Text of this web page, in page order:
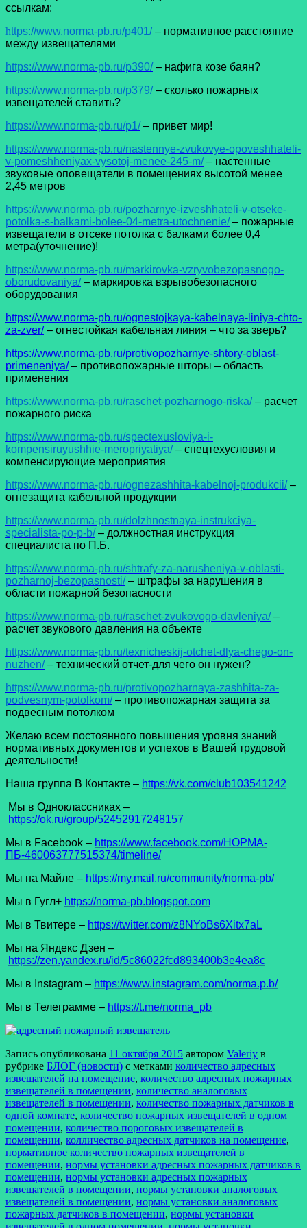
ссылкам:
https://www.norma-pb.ru/p401/– нормативное расстояние
между извещателями
https://www.norma-pb.ru/p390/– нафига козе баян?
https://www.norma-pb.ru/p379/– сколько пожарных
извещателей ставить?
https://www.norma-pb.ru/p1/– привет мир!
https://www.norma-pb.ru/nastennye-zvukovye-opoveshhateli-
v-pomeshheniyax-vysotoj-menee-245-m/– настенные
звуковые оповещатели в помещениях высотой менее
2,45 метров
https://www.norma-pb.ru/pozharnye-izveshhateli-v-otseke-
potolka-s-balkami-bolee-04-metra-utochnenie/– пожарные
извещатели в отсеке потолка с балками более 0,4
метра(уточнение)!
https://www.norma-pb.ru/markirovka-vzryvobezopasnogo-
oborudovaniya/– маркировка взрывобезопасного
оборудования
https://www.norma-pb.ru/ognestojkaya-kabelnaya-liniya-chto-
za-zver/– огнестойкая кабельная линия – что за зверь?
https://www.norma-pb.ru/protivopozharnye-shtory-oblast-
primeneniya/– противопожарные шторы – область
применения
https://www.norma-pb.ru/raschet-pozharnogo-riska/– расчет
пожарного риска
https://www.norma-pb.ru/spectexusloviya-i-
kompensiruyushhie-meropriyatiya/– спецтехусловия и
компенсирующие мероприятия
https://www.norma-pb.ru/ognezashhita-kabelnoj-produkcii/–
огнезащита кабельной продукции
https://www.norma-pb.ru/dolzhnostnaya-instrukciya-
specialista-po-p-b/– должностная инструкция
специалиста по П.Б.
https://www.norma-pb.ru/shtrafy-za-narusheniya-v-oblasti-
pozharnoj-bezopasnosti/– штрафы за нарушения в
области пожарной безопасности
https://www.norma-pb.ru/raschet-zvukovogo-davleniya/–
расчет звукового давления на объекте
https://www.norma-pb.ru/texnicheskij-otchet-dlya-chego-on-
nuzhen/– технический отчет-для чего он нужен?
https://www.norma-pb.ru/protivopozharnaya-zashhita-za-
podvesnym-potolkom/– противопожарная защита за
подвесным потолком
Желаю всем постоянного повышения уровня знаний
нормативных документов и успехов в Вашей трудовой
деятельности!
Наша группа В Контакте – https://vk.com/club103541242
Мы в Одноклассниках –
https://ok.ru/group/52452917248157
Мы в Facеbook – https://www.facebook.com/НОРМА-
ПБ-460063777515374/timeline/
Мы на Майле – https://my.mail.ru/community/norma-pb/
Мы в Гугл+ https://norma-pb.blogspot.com
Мы в Твитере – https://twitter.com/z8NYoBs6Xitx7aL
Мы на Яндекс Дзен –
https://zen.yandex.ru/id/5c86022fcd893400b3e4ea8c
Мы в Instagram – https://www.instagram.com/norma.p.b/
Мы в Телеграмме – https://t.me/norma_pb
Запись опубликована 11 октября 2015 автором Valeriy в
рубрике БЛОГ (новости) с метками количество адресных
извещателей на помещение, количество адресных пожарных
извещателей в помещении, количество аналоговых
извещателей в помещении, количество пожарных датчиков в
одной комнате, количество пожарных извещателей в одном
помещении, количество пороговых извещателей в
помещении, колличество адресных датчиков на помещение,
нормативное количество пожарных извещателей в
помещении, нормы установки адресных пожарных датчиков в
помещении, нормы установки адресных пожарных
извещателей в помещении, нормы установки аналоговых
извещателей в помещении, нормы установки аналоговых
пожарных датчиков в помещении, нормы установки